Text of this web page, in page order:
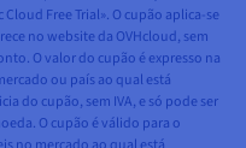
Free Trial». O cupão aplica-se
no website da OVHcloud, sem
O valor do cupão é expresso na
ou país ao qual está
do cupão, sem IVA, e só pode ser
O cupão é válido para o